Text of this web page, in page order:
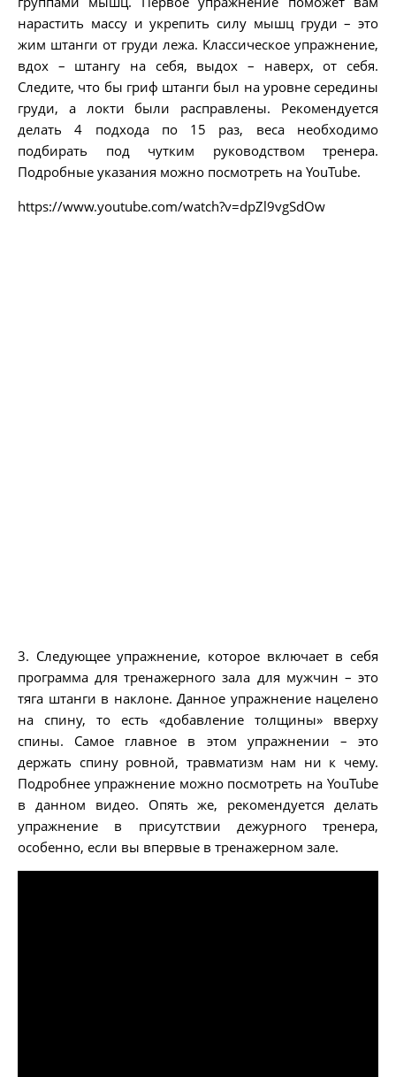
нарастить массу и укрепить силу мышц груди – это
жим штанги от груди лежа. Классическое упражнение,
вдох – штангу на себя, выдох – наверх, от себя.
Следите, что бы гриф штанги был на уровне середины
груди, а локти были расправлены. Рекомендуется
делать 4 подхода по 15 раз, веса необходимо
подбирать под чутким руководством тренера.
Подробные указания можно посмотреть на YouTube.
https://www.youtube.com/watch?v=dpZl9vgSdOw
3. Следующее упражнение, которое включает в себя
программа для тренажерного зала для мужчин – это
тяга штанги в наклоне. Данное упражнение нацелено
на спину, то есть «добавление толщины» вверху
спины. Самое главное в этом упражнении – это
держать спину ровной, травматизм нам ни к чему.
Подробнее упражнение можно посмотреть на YouTube
в данном видео. Опять же, рекомендуется делать
упражнение в присутствии дежурного тренера,
особенно, если вы впервые в тренажерном зале.